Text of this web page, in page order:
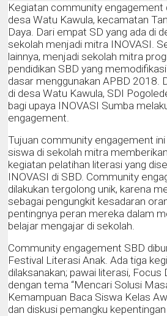
Kegiatan community engagement
desa Watu Kawula, kecamatan
Daya. Dari empat SD yang ada di
sekolah menjadi mitra INOVASI.
lainnya, menjadi sekolah mitra
pendidikan SBD yang
dasar menggunakan APBD 2018.
di desa Watu Kawula, SDI
bagi upaya INOVASI Sumba
engagement.
Tujuan community engagement
siswa di sekolah mitra
kegiatan pelatihan literasi yang
INOVASI di SBD. Community
dilakukan tergolong unik, karena
sebagai pengungkit kesadaran
pentingnya peran mereka dalam
belajar mengajar di sekolah.
Community engagement SBD
Festival Literasi Anak. Ada tiga
dilaksanakan; pawai literasi, Focus
dengan tema “Mencari Solusi
Kemampuan Baca Siswa Kelas
dan diskusi pemangku